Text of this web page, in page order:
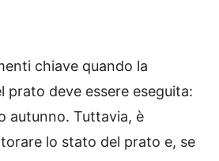
chiave quando la
prato deve essere eseguita:
autunno. Tuttavia, è
lo stato del prato e, se